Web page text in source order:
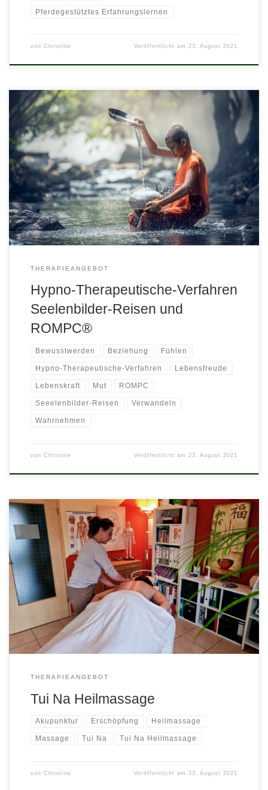
Pferdegestütztes Erfahrungslernen
von Christine Veröffentlicht am23. August 2021
Oft werden einschränkende Verhaltensmuster nicht bewusst
bemerkt und für ein Persönlichkeitsmerkmal gehalten. Sie fallen
erst als schädigend auf, wenn die körperliche oder seelische
Gesundheit bereits stark beeinträchtigt ist. Bei der Hypno-
Therapie werden Sie in eine Trance versetzt, bleiben aber
bewusst und ansprechbar. Sie eignet sich besonders, um die
Belastungen chronischer […]
THERAPIEANGEBOT
Hypno-Therapeutische-Verfahren
Seelenbilder-Reisen und
ROMPC®
Bewusstwerden Beziehung Fühlen
Hypno-Therapeutische-Verfahren Lebensfreude
Lebenskraft Mut ROMPC
Seeelenbilder-Reisen Verwandeln
Wahrnehmen
von Christine Veröffentlicht am 23. August 2021
Tui Na bedeutet ‚schieben und greifen‘. Diese Massagetechnik ist
eine der 5 Säulen der Traditionell Chinesischen Medizin und es
heißt, sie ist älter als die Akupunktur. Ja, die Akupunktur sei
durch die Erfahrungen in der Tui Na entstanden. Massage kann
ich überall haben? Das habe ich schon oft gehört. Es […]
THERAPIEANGEBOT
Tui Na Heilmassage
Akupunktur Erschöpfung Heilmassage
Massage Tui Na Tui Na Heilmassage
von Christine Veröffentlicht am 23. August 2021